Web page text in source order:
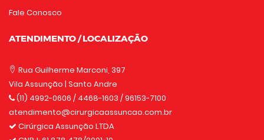
Fale Conosco
ATENDIMENTO / LOCALIZAÇÃO
Rua Guilherme Marconi, 397
Vila Assunção | Santo Andre
(11) 4992-0606 / 4468-1603 / 96153-7100
atendimento@cirurgicaassuncao.com.br
Cirúrgica Assunção LTDA